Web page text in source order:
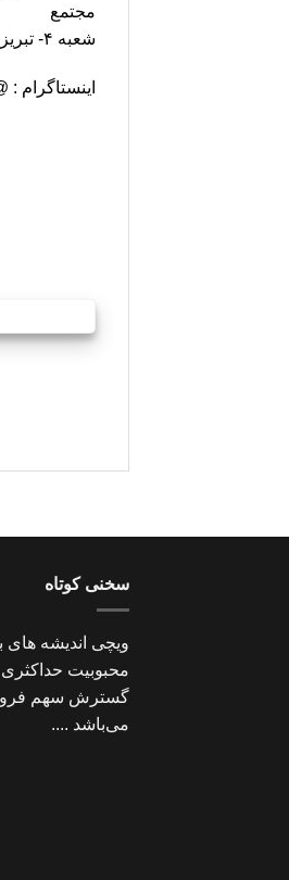
مجتمع
شعبه ۴- تبریز ، اندیشه مجتمع تجاری ایپک پالاس طبقه همکف
اینستاگرام :
سخنی کوتاه
ویچی اندیشه های
محبوبیت
گسترش سهم فروش
می‌باشد ....